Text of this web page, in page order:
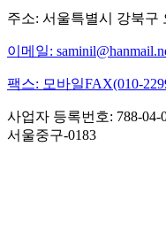
주소: 서울특별시 강북구
이메일:
팩스: 모바일FAX(010-
사업자 등록번호: 788-04-
서울중구-0183